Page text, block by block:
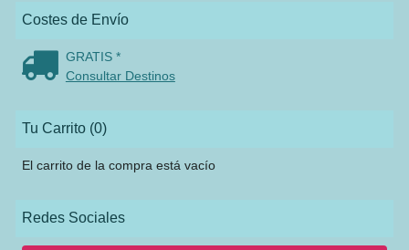
Costes de Envío
GRATIS *
Consultar Destinos
Tu Carrito (0)
El carrito de la compra está vacío
Redes Sociales